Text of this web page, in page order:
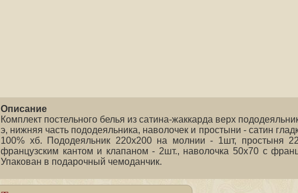
Описание
Комплект постельного белья из сатина-жаккарда верх
э, нижняя часть пододеяльника, наволочек и простыни - сатин
100% хб. Пододеяльник 220х200 на молнии - 1шт, простыня
французским кантом и клапаном - 2шт., наволочка 50х70 с
Упакован в подарочный чемоданчик.